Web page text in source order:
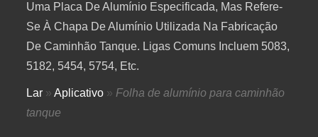
Uma Placa De Alumínio Especificada, Mas Refere-
Se À Chapa De Alumínio Utilizada Na Fabricação
De Caminhão Tanque. Ligas Comuns Incluem 5083,
5182, 5454, 5754, Etc.
Lar »Aplicativo » Folha de alumínio para caminhão
tanque